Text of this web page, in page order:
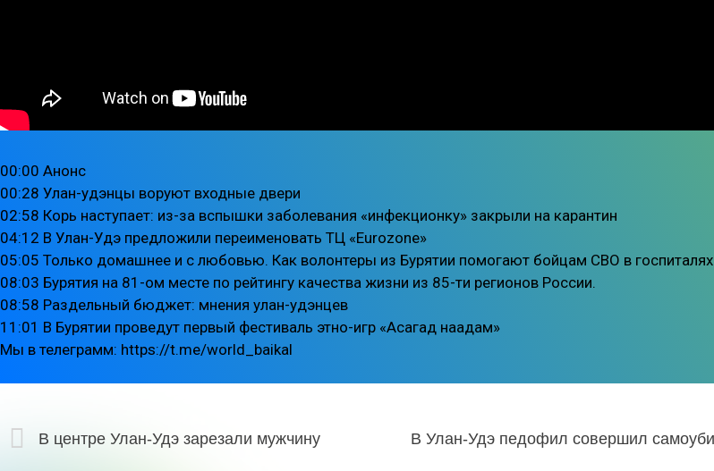
00:00 Анонс
00:28 Улан-удэнцы воруют входные двери
02:58 Корь наступает: из-за вспышки заболевания «инфекционку» закрыли на карантин
04:12 В Улан-Удэ предложили переименовать ТЦ «Eurozone»
05:05 Только домашнее и с любовью. Как волонтеры из Бурятии помогают бойцам СВО в госпиталях
08:03 Бурятия на 81-ом месте по рейтингу качества жизни из 85-ти регионов России.
08:58 Раздельный бюджет: мнения улан-удэнцев
11:01 В Бурятии проведут первый фестиваль этно-игр «Асагад наадам»
Мы в телеграмм: https://t.me/world_baikal
В центре Улан-Удэ зарезали мужчину